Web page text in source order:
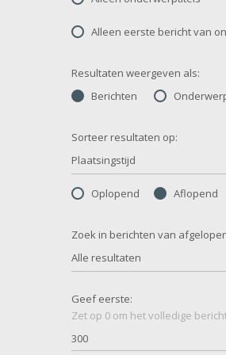
Alleen eerste bericht van
Resultaten weergeven als:
Berichten
Sorteer resultaten op:
Plaatsingstijd
Oplopend Aflopend
Zoek in berichten van
Alle resultaten
Geef eerste:
Zet op 0 om het volledige